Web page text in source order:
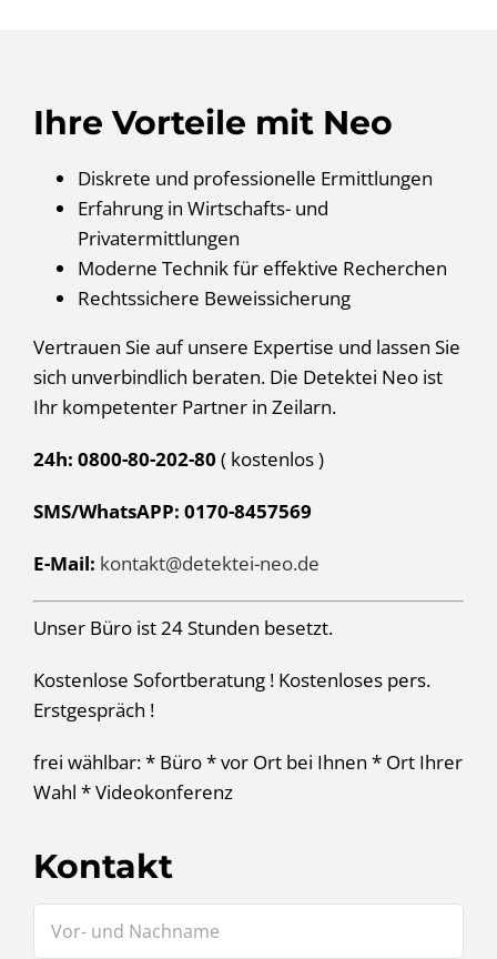
Ihre Vorteile mit Neo
Diskrete und professionelle Ermittlungen
Erfahrung in Wirtschafts- und
Privatermittlungen
Moderne Technik für effektive Recherchen
Rechtssichere Beweissicherung
Vertrauen Sie auf unsere Expertise und lassen Sie
sich unverbindlich beraten. Die Detektei Neo ist
Ihr kompetenter Partner in Zeilarn.
24h: 0800-80-202-80 ( kostenlos)
SMS/WhatsAPP: 0170-8457569
E-Mail: kontakt@detektei-neo.de
Unser Büro ist 24 Stunden besetzt.
Kostenlose Sofortberatung ! Kostenloses pers.
Erstgespräch !
frei wählbar: * Büro * vor Ort bei Ihnen * Ort Ihrer
Wahl * Videokonferenz
Kontakt